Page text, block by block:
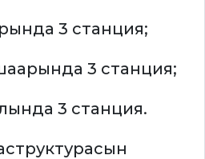
3 станция;
3 станция;
3 станция.